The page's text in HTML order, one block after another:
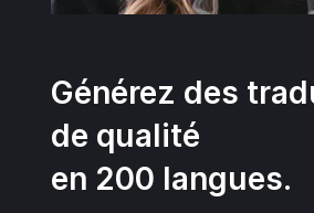
Générez des
de qualité
en 200 langues.